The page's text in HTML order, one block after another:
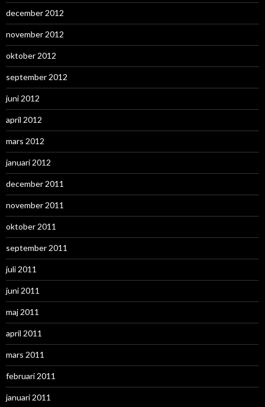
december 2012
november 2012
oktober 2012
september 2012
juni 2012
april 2012
mars 2012
januari 2012
december 2011
november 2011
oktober 2011
september 2011
juli 2011
juni 2011
maj 2011
april 2011
mars 2011
februari 2011
januari 2011